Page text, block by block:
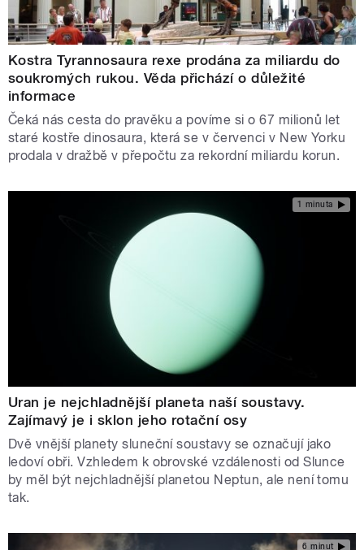
Kostra Tyrannosaura rexe prodána za miliardu do
soukromých rukou. Věda přichází o důležité
informace
Čeká nás cesta do pravěku a povíme si o 67 milionů let
staré kostře dinosaura, která se v červenci v New Yorku
prodala v dražbě v přepočtu za rekordní miliardu korun.
1 minuta
Uran je nejchladnější planeta naší soustavy.
Zajímavý je i sklon jeho rotační osy
Dvě vnější planety sluneční soustavy se označují jako
ledoví obři. Vzhledem k obrovské vzdálenosti od Slunce
by měl být nejchladnější planetou Neptun, ale není tomu
tak.
6 minut